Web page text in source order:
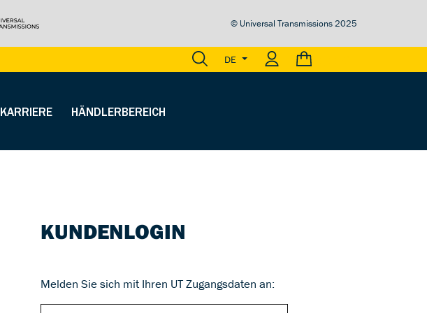
© Universal Transmissions 2025
DE
KARRIERE HÄNDLERBEREICH
KUNDENLOGIN
Melden Sie sich mit Ihren UT Zugangsdaten an: